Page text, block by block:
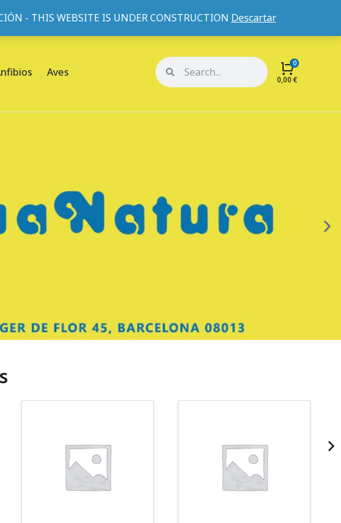
- THIS WEBSITE IS UNDER CONSTRUCTION Descartar
Mi cuenta Mis pedidos
Aves
0,00€